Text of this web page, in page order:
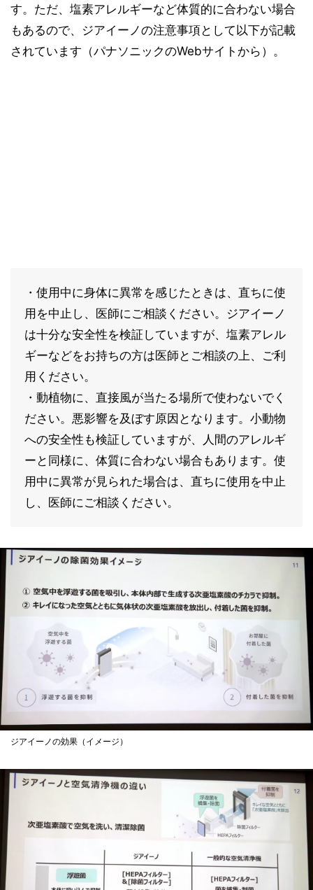
す。ただ、塩素アレルギーなど体質的に合わない場合
もあるので、ジアイーノの注意事項として以下が記載
されています（パナソニックのWebサイトから）。
・使用中に身体に異常を感じたときは、直ちに使
用を中止し、医師にご相談ください。ジアイーノ
は十分な安全性を検証していますが、塩素アレル
ギーなどをお持ちの方は医師とご相談の上、ご利
用ください。
・動植物に、直接風が当たる場所で使わないでく
ださい。悪影響を及ぼす原因となります。小動物
への安全性も検証していますが、人間のアレルギ
ーと同様に、体質に合わない場合もあります。使
用中に異常が見られた場合は、直ちに使用を中止
し、医師にご相談ください。
ジアイーノの効果（イメージ）